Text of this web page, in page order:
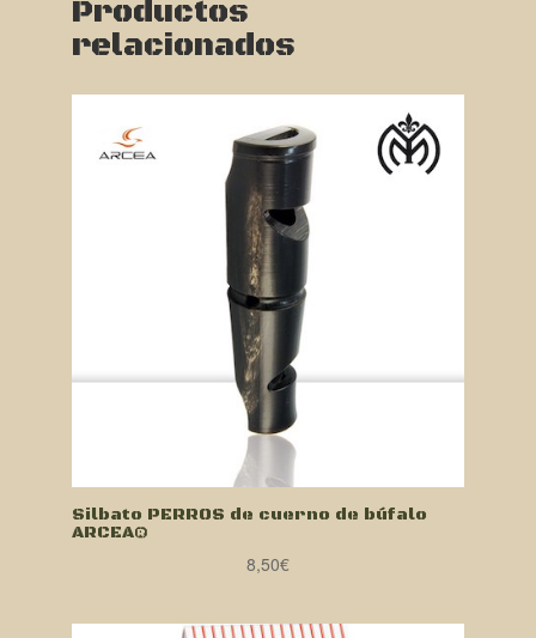
Productos
relacionados
Silbato PERROS de cuerno de búfalo
ARCEA®
8,50€